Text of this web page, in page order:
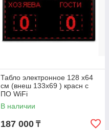
Табло электронное 128 х64
см (внеш 133х69 ) красн с
ПО WiFi
В наличии
187 000 ₸